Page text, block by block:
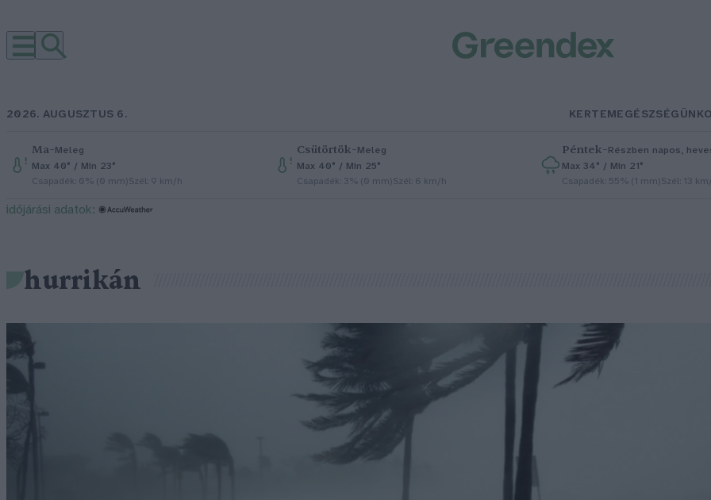
2026. AUGUSZTUS 6. KERTEMEGÉSZSÉGÜNK
Ma–Meleg
Max 40° / Min 23°
Csapadék: 0% (0 mm)Szél: 9 km/h
Csütörtök–Meleg
Max 40° / Min 25°
Csapadék: 3% (0 mm)Szél: 6 km/h
Péntek–Részben napos,
Max 34° / Min 21°
Csapadék: 55% (1 mm)Szél: 13
időjárási adatok:
hurrikán